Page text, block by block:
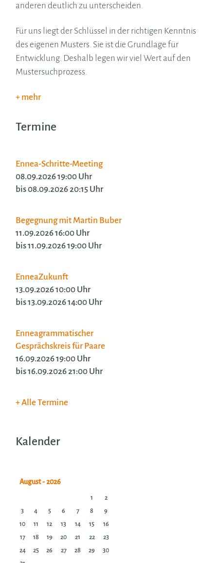
anderen deutlich zu unterscheiden.
Für uns liegt der Schlüssel in der richtigen Kenntnis
des eigenen Musters. Sie ist die Grundlage für
Entwicklung. Deshalb legen wir viel Wert auf den
Mustersuchprozess.
mehr
Termine
Ennea-Schritte-Meeting
08.09.2026 19:00 Uhr
bis 08.09.2026 20:15 Uhr
Begegnung mit Martin Buber
11.09.2026 16:00 Uhr
bis 11.09.2026 19:00 Uhr
EnneaZukunft
13.09.2026 10:00 Uhr
bis 13.09.2026 14:00 Uhr
Enneagrammatischer
Gesprächskreis für Paare
16.09.2026 19:00 Uhr
bis 16.09.2026 21:00 Uhr
Alle Termine
Kalender
1
2
3
4 5 6 7 8
9
10
11 12 13 14 15
16
17
18 19 20 21 22
23
24
25 26 27 28 29
30